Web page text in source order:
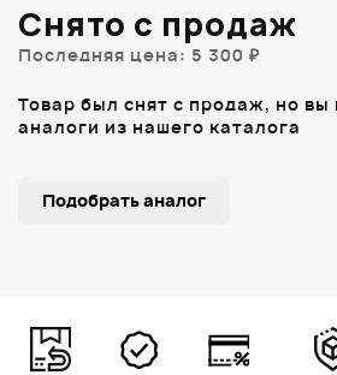
Снято с продаж
Последняя цена: 5 300 ₽
Товар был снят с продаж, но
аналоги из нашего каталога
Подобрать аналог